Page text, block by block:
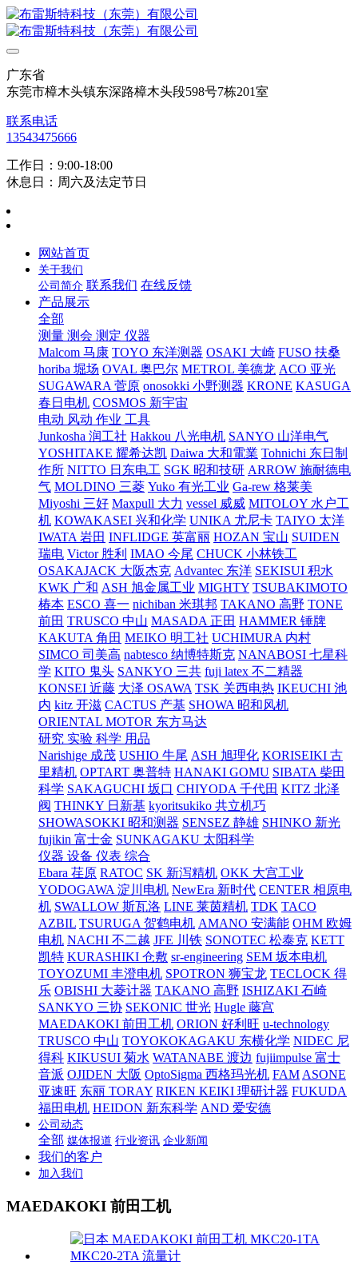
广东省
东莞市樟木头镇东深路樟木头段598号7栋201室
联系电话
13543475666
工作日：9:00-18:00
休息日：周六及法定节日
网站首页
关于我们
公司简介 联系我们 在线反馈
产品展示
全部
测量 测会 测定 仪器
Malcom 马康 TOYO 东洋测器 OSAKI 大崎 FUSO 扶桑
horiba 堀场 OVAL 奥巴尔 METROL 美德龙 ACO 亚光
SUGAWARA 菅原 onosokki 小野测器 KRONE KASUGA
春日电机 COSMOS 新宇宙
电动 风动 作业 工具
Junkosha 润工社 Hakkou 八光电机 SANYO 山洋电气
YOSHITAKE 耀希达凯 Daiwa 大和電業 Tohnichi 东日制
作所 NITTO 日东电工 SGK 昭和技研 ARROW 施耐德电
气 MOLDINO 三菱 Yuko 有光工业 Ga-rew 格莱美
Miyoshi 三好 Maxpull 大力 vessel 威威 MITOLOY 水户工
机 KOWAKASEI 兴和化学 UNIKA 尤尼卡 TAIYO 太洋
IWATA 岩田 INFLIDGE 英富丽 HOZAN 宝山 SUIDEN
瑞电 Victor 胜利 IMAO 今尾 CHUCK 小林铁工
OSAKAJACK 大阪杰克 Advantec 东洋 SEKISUI 积水
KWK 广和 ASH 旭金属工业 MIGHTY TSUBAKIMOTO
椿本 ESCO 喜一 nichiban 米琪邦 TAKANO 高野 TONE
前田 TRUSCO 中山 MASADA 正田 HAMMER 锤牌
KAKUTA 角田 MEIKO 明工社 UCHIMURA 内村
SIMCO 司美高 nabtesco 纳博特斯克 NANABOSI 七星科
学 KITO 鬼头 SANKYO 三共 fuji latex 不二精器
KONSEI 近藤 大泽 OSAWA TSK 关西电热 IKEUCHI 池
内 kitz 开滋 CACTUS 产基 SHOWA 昭和风机
ORIENTAL MOTOR 东方马达
研究 实验 科学 用品
Narishige 成茂 USHIO 牛尾 ASH 旭理化 KORISEIKI 古
里精机 OPTART 奥普特 HANAKI GOMU SIBATA 柴田
科学 SAKAGUCHI 坂口 CHIYODA 千代田 KITZ 北泽
阀 THINKY 日新基 kyoritsukiko 共立机巧
SHOWASOKKI 昭和测器 SENSEZ 静雄 SHINKO 新光
fujikin 富士金 SUNKAGAKU 太阳科学
仪器 设备 仪表 综合
Ebara 荏原 RATOC SK 新泻精机 OKK 大宫工业
YODOGAWA 淀川电机 NewEra 新时代 CENTER 相原电
机 SWALLOW 斯瓦洛 LINE 莱茵精机 TDK TACO
AZBIL TSURUGA 贺鹤电机 AMANO 安满能 OHM 欧姆
电机 NACHI 不二越 JFE 川铁 SONOTEC 松泰克 KETT
凯特 KURASHIKI 仓敷 sr-engineering SEM 坂本电机
TOYOZUMI 丰澄电机 SPOTRON 狮宝龙 TECLOCK 得
乐 OBISHI 大菱计器 TAKANO 高野 ISHIZAKI 石崎
SANKYO 三协 SEKONIC 世光 Hugle 藤宫
MAEDAKOKI 前田工机 ORION 好利旺 u-technology
TRUSCO 中山 TOYOKOKAGAKU 东横化学 NIDEC 尼
得科 KIKUSUI 菊水 WATANABE 渡边 fujiimpulse 富士
音派 OJIDEN 大阪 OptoSigma 西格玛光机 FAM ASONE
亚速旺 东丽 TORAY RIKEN KEIKI 理研计器 FUKUDA
福田电机 HEIDON 新东科学 AND 爱安德
公司动态
全部 媒体报道 行业资讯 企业新闻
我们的客户
加入我们
MAEDAKOKI 前田工机